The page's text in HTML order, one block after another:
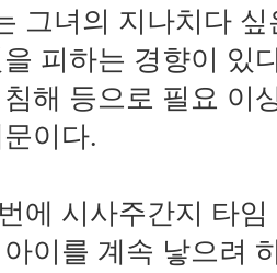
그녀의 지나치다
피하는 경향이 있
해 등으로 필요 이
이다.
에 시사주간지 타
이를 계속 낳으려